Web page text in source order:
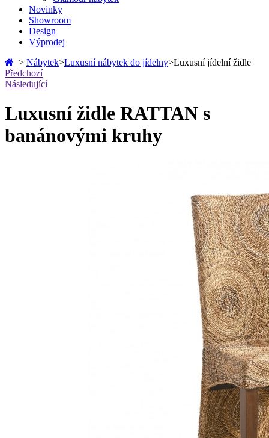
Novinky
Showroom
Design
Výprodej
> Nábytek>Luxusní nábytek do jídelny>Luxusní jídelní židle
Předchozí
Následující
Luxusní židle RATTAN s
banánovými kruhy